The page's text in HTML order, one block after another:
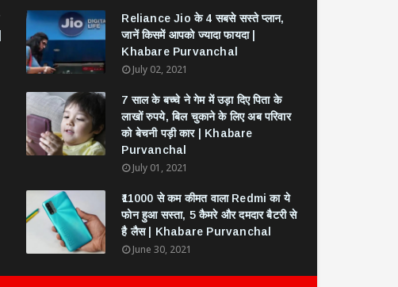
Reliance Jio के 4 सबसे सस्ते प्लान,
जानें किसमें आपको ज्यादा फायदा |
Khabare Purvanchal
July 02, 2021
7 साल के बच्चे ने गेम में उड़ा दिए पिता के
लाखों रुपये, बिल चुकाने के लिए अब परिवार
को बेचनी पड़ी कार | Khabare
Purvanchal
July 01, 2021
₹11000 से कम कीमत वाला Redmi का ये
फोन हुआ सस्ता, 5 कैमरे और दमदार बैटरी से
है लैस | Khabare Purvanchal
June 30, 2021